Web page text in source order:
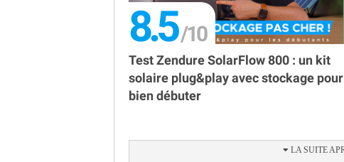
8.5
Test Zendure SolarFlow 800 : un kit
solaire plug&play avec stockage pour
bien débuter